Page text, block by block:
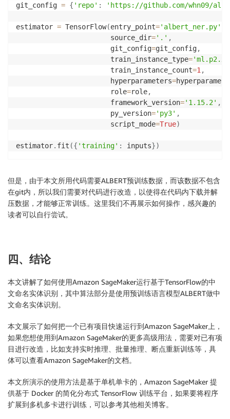
git_config = { 'repo' : 'https://github.com/whn09/
estimator = TensorFlow(entry_point='albert_ner.py'
                       source_dir
='.' ,
                       git_config
=git_config,
                       train_instance_type
=
                       train_instance_count
=1 ,
                       hyperparameters
=
                       role
=role,
                       framework_version
='1.15.2' ,
                       py_version
='py3' ,
                       script_mode
=True)
estimator. fit ({ 'training' : inputs})
但是，由于本文所用代码需要ALBERT预训练数据，而该数据不包含
在git内，所以我们需要对代码进行改造，以使得在代码内下载并解
压数据，才能够正常训练。这里我们不再展示如何操作，感兴趣的
读者可以自行尝试。
四、结论
本文讲解了如何使用Amazon SageMaker运行基于TensorFlow的中
文命名实体识别，其中算法部分是使用预训练语言模型ALBERT做中
文命名实体识别。
本文展示了如何把一个已有项目快速运行到Amazon SageMaker上，
如果您想使用到Amazon SageMaker的更多高级用法，需要对已有项
目进行改造，比如支持实时推理、批量推理、断点重新训练等，具
体可以查看Amazon SageMaker的文档。
本文所演示的使用方法是基于单机单卡的，Amazon SageMaker 提
供基于 Docker 的简化分布式 TensorFlow 训练平台，如果要将程序
扩展到多机多卡进行训练，可以参考其他相关博客。